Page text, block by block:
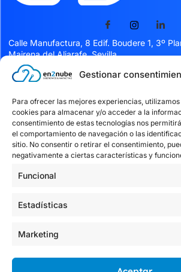
Gestionar
Para ofrecer las mejores experiencias,
cookies para almacenar y/o acceder a la
consentimiento de estas tecnologías nos
el comportamiento de navegación o las
sitio. No consentir o retirar el consentimiento,
negativamente a ciertas características y
Funcional
Estadísticas
Marketing
Calle Manufactura, 8 Edif. Boudere 1, 3º
Mairena del Aljarafe, Sevilla
Servicios
Facturación Verifactu
Kit digital
Blog
Textos Legales
Política de Privacidad